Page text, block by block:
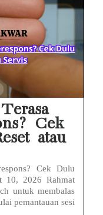
Febrie Adriansyah Ditahan, Mengapa Tanpa Rompi Pink? Ini Penjelasan dan Faktanya
Cek
atau
Cek Dulu
10, 2026 Rahmat
untuk membalas
pemantauan sesi